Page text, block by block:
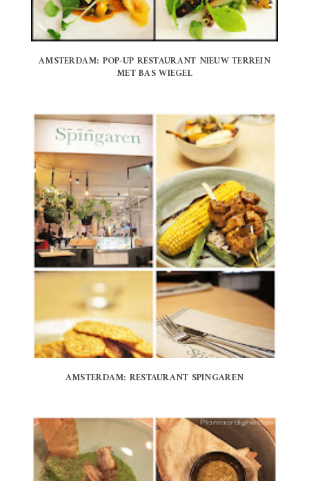
AMSTERDAM: POP-UP RESTAURANT NIEUW TERREIN
MET BAS WIEGEL
AMSTERDAM: RESTAURANT SPINGAREN